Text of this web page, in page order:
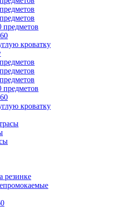
предметов
кроватку
предметов
кроватку
резинке